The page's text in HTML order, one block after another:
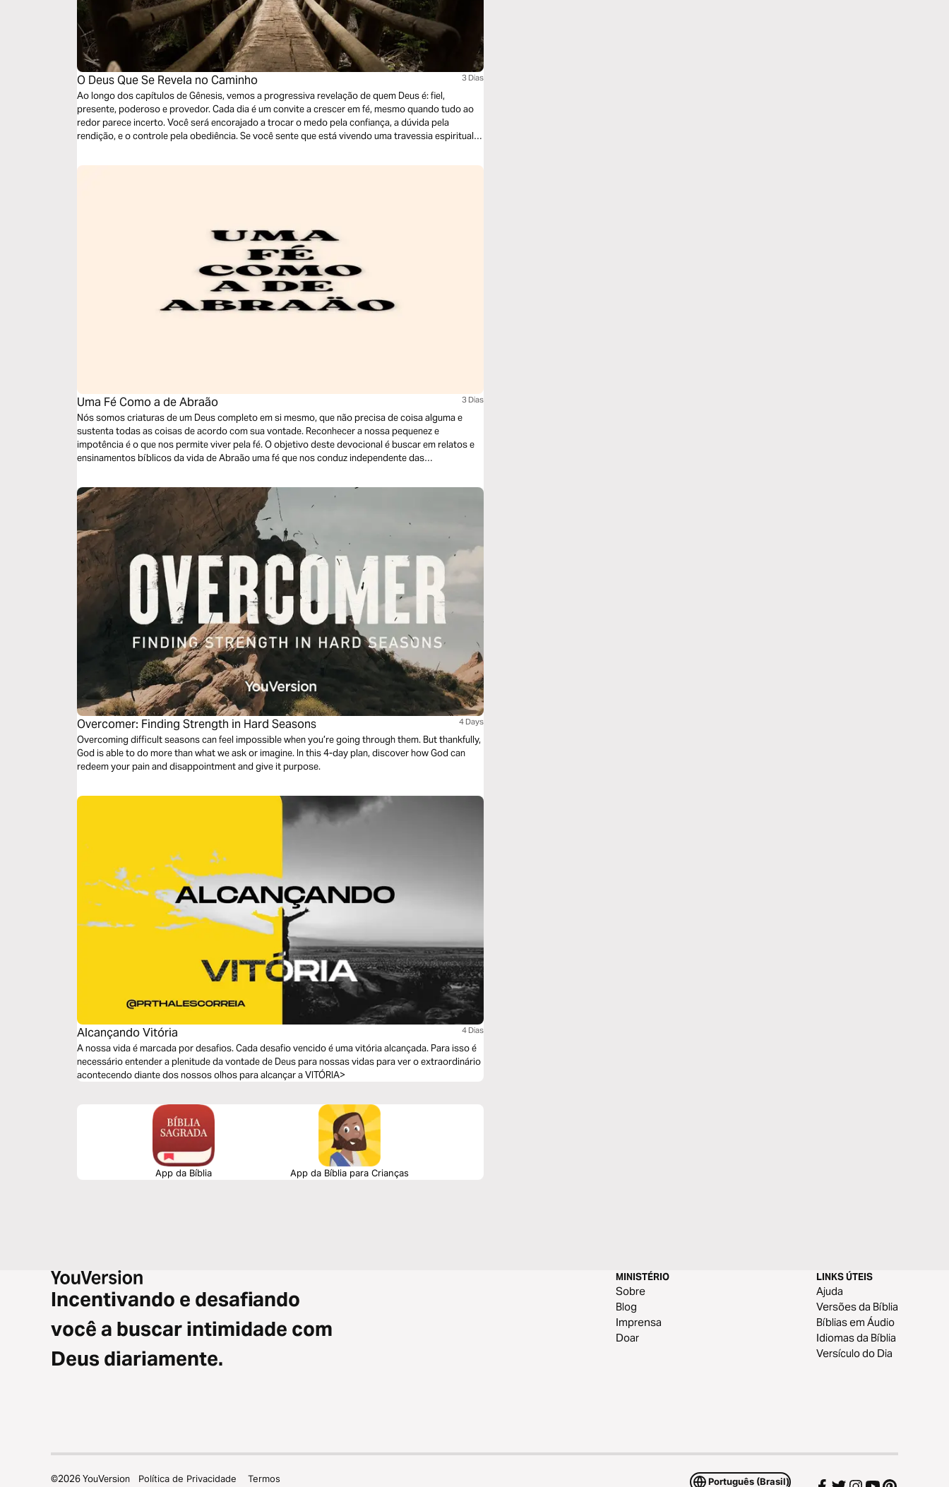
O Deus Que Se Revela no Caminho 3 Dias
Ao longo dos capítulos de Gênesis, vemos a progressiva revelação de quem Deus é: fiel,
presente, poderoso e provedor. Cada dia é um convite a crescer em fé, mesmo quando tudo ao
redor parece incerto. Você será encorajado a trocar o medo pela confiança, a dúvida pela
rendição, e o controle pela obediência. Se você sente que está vivendo uma travessia espiritual,
parece silencioso.
Uma Fé Como a de Abraão 3 Dias
Nós somos criaturas de um Deus completo em si mesmo, que não precisa de coisa alguma e
sustenta todas as coisas de acordo com sua vontade. Reconhecer a nossa pequenez e
impotência é o que nos permite viver pela fé. O objetivo deste devocional é buscar em relatos e
ensinamentos bíblicos da vida de Abraão uma fé que nos conduz independente das
porém, escolhidos para ser luz permite que tenhamos um relacionamento integral com Ele e nos
conduz a fazermos diferença no mundo.
Overcomer: Finding Strength in Hard Seasons 4 Days
Overcoming difficult seasons can feel impossible when you’re going through them. But thankfully,
God is able to do more than what we ask or imagine. In this 4-day plan, discover how God can
redeem your pain and disappointment and give it purpose.
Alcançando Vitória 4 Dias
A nossa vida é marcada por desafios. Cada desafio vencido é uma vitória alcançada. Para isso é
necessário entender a plenitude da vontade de Deus para nossas vidas para ver o extraordinário
acontecendo diante dos nossos olhos para alcançar a VITÓRIA>
App da Bíblia App da Bíblia para Crianças
Incentivando e desafiando
você a buscar intimidade com
Deus diariamente.
MINISTÉRIO
Sobre
Blog
Imprensa
Doar
LINKS ÚTEIS
Ajuda
Versões da Bíblia
Bíblias em Áudio
Idiomas da Bíblia
Versículo do Dia
Português (Brasil)
©2026YouVersion Política de Privacidade
Termos